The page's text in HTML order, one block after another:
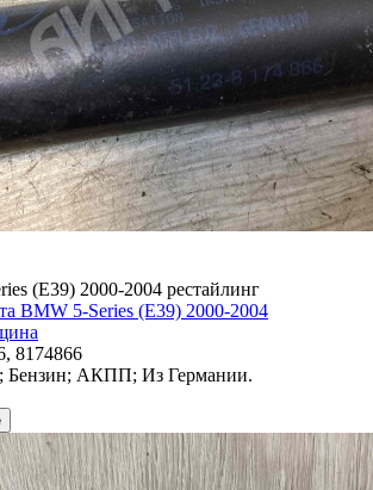
(E39) 2000-2004 рестайлинг
BMW 5-Series (E39) 2000-2004
8174866
Бензин; АКПП; Из Германии.